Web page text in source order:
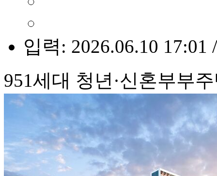
입력: 2026.06.10 17:01
951세대 청년·신혼부부